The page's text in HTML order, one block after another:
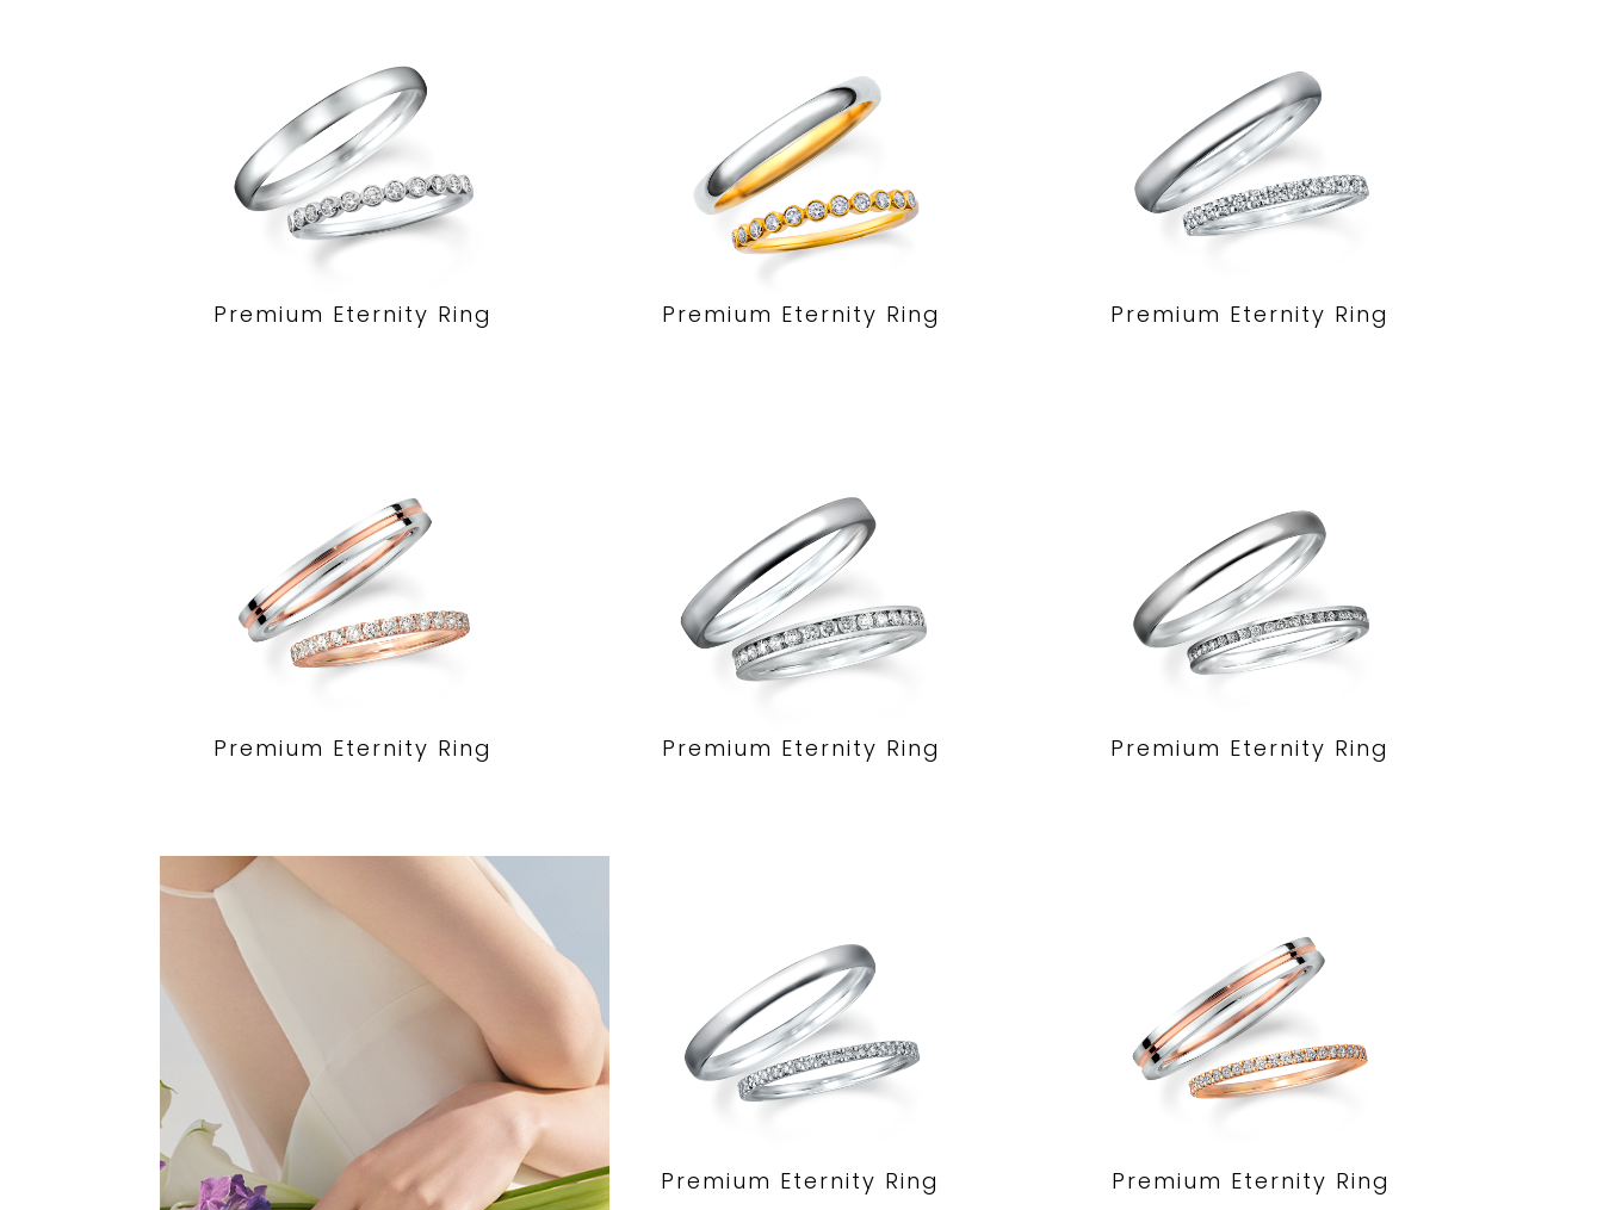
Premium Eternity Ring Premium Eternity Ring Premium Eternity Ring
Premium Eternity Ring Premium Eternity Ring Premium Eternity Ring
Premium Eternity Ring Premium Eternity Ring